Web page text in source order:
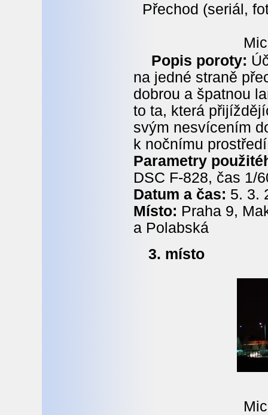
Přechod (seriál,
Popis poroty:
na jedné straně
dobrou a špatnou
to ta, která
svým nesvícením
k nočnímu
Parametry
DSC F-828, čas 1/
Datum a čas: 5. 3.
Místo: Praha 9,
a Polabská
3. místo